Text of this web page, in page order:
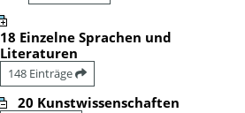
18 Einzelne Sprachen und
Literaturen
148 Einträge
20 Kunstwissenschaften